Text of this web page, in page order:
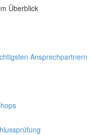
Überblick
Ansprechpartnern